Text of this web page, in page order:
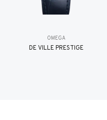
OMEGA
DE VILLE PRESTIGE